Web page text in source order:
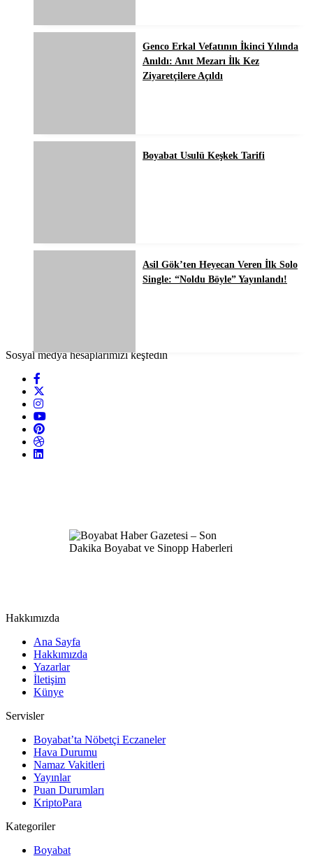
Genco Erkal Vefatının İkinci Yılında
Anıldı: Anıt Mezarı İlk Kez
Ziyaretçilere Açıldı
Boyabat Usulü Keşkek Tarifi
Asil Gök’ten Heyecan Veren İlk Solo
Single: “Noldu Böyle” Yayınlandı!
Sosyal medya hesaplarımızı keşfedin
Hakkımızda
Ana Sayfa
Hakkımızda
Yazarlar
İletişim
Künye
Servisler
Boyabat’ta Nöbetçi Eczaneler
Hava Durumu
Namaz Vakitleri
Yayınlar
Puan Durumları
KriptoPara
Kategoriler
Boyabat